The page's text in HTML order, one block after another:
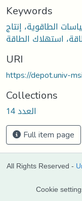
Keywords
الطاقوية، إنتاج
URI
https://depot.univ-
Collections
العدد 14
Full item page
All Rights Reserved -
Cookie